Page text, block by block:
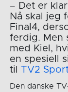
– Det er
Nå skal jeg
Final4,
ferdig. Men
med Kiel,
en spesiell
til TV2
Den danske